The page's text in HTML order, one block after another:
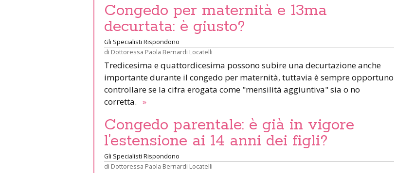
Congedo per maternità e 13ma
decurtata: è giusto?
Gli Specialisti Rispondono
di Dottoressa Paola Bernardi Locatelli
Tredicesima e quattordicesima possono subire una decurtazione anche
importante durante il congedo per maternità, tuttavia è sempre opportuno
controllare se la cifra erogata come "mensilità aggiuntiva" sia o no
corretta. »
Congedo parentale: è già in vigore
l’estensione ai 14 anni dei figli?
Gli Specialisti Rispondono
di Dottoressa Paola Bernardi Locatelli